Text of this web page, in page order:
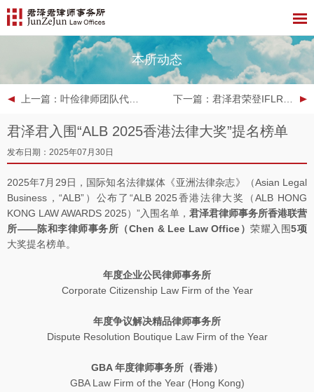
本所动态
上一篇 ：叶俭律师团队代理荣耀公司诉某自媒体名誉侵权纠纷案获最高人民法院“人民法院依法平等保护民营企业和企业家合法权益典型案例” 下一篇 ：君泽君荣登IFLR1000 2025年度亚太地区榜单
君泽君入围“ALB 2025香港法律大奖”提名榜单
发布日期：2025年07月30日
2025年7月29日，国际知名法律媒体《亚洲法律杂志》（Asian Legal
Business，“ALB”）公布了“ALB 2025香港法律大奖（ALB HONG
KONG LAW AWARDS 2025）”入围名单， 君泽君律师事务所香港联营
所——陈和李律师事务所（Chen & Lee Law Office）荣耀入围5项
大奖提名榜单。
年度企业公民律师事务所
Corporate Citizenship Law Firm of the Year
年度争议解决精品律师事务所
Dispute Resolution Boutique Law Firm of the Year
GBA 年度律师事务所（香港）
GBA Law Firm of the Year (Hong Kong)